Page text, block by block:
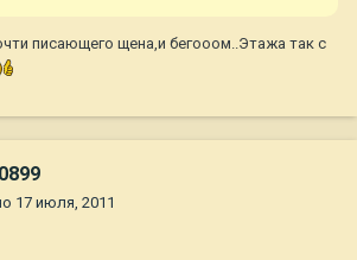
писающего щена,и бегооом..Этажа так с
17 июля, 2011